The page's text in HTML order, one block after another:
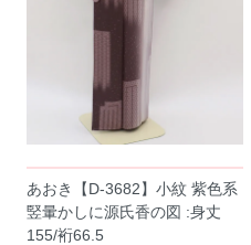
あおき【D-3682】小紋 紫色系
竪暈かしに源氏香の図 :身丈
155/裄66.5